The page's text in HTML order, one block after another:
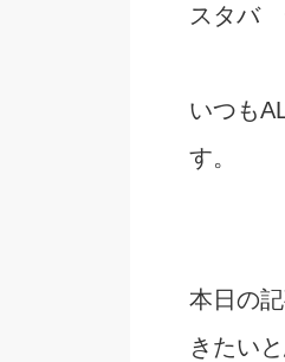
スタバ
いつも
す。
本日の記
きたい